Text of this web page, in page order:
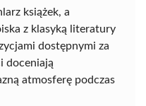
książek, a
z klasyką literatury
dostępnymi za
doceniają
atmosferę podczas